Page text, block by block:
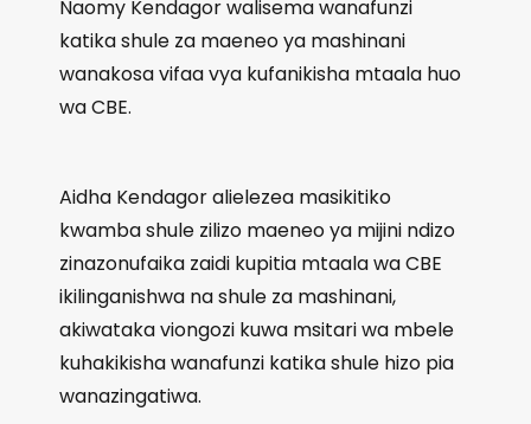
Naomy Kendagor walisema wanafunzi
katika shule za maeneo ya mashinani
wanakosa vifaa vya kufanikisha mtaala huo
wa CBE.
Aidha Kendagor alielezea masikitiko
kwamba shule zilizo maeneo ya mijini ndizo
zinazonufaika zaidi kupitia mtaala wa CBE
ikilinganishwa na shule za mashinani,
akiwataka viongozi kuwa msitari wa mbele
kuhakikisha wanafunzi katika shule hizo pia
wanazingatiwa.